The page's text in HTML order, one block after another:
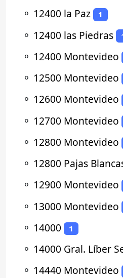
⚬ 12400 la Paz 1
⚬ 12400 las Piedras
⚬ 12400 Montevideo
⚬ 12500 Montevideo
⚬ 12600 Montevideo
⚬ 12700 Montevideo
⚬ 12800 Montevideo
⚬ 12800 Pajas
⚬ 12900 Montevideo
⚬ 13000 Montevideo
⚬ 14000 1
⚬ 14000 Gral. Líber
⚬ 14440 Montevideo